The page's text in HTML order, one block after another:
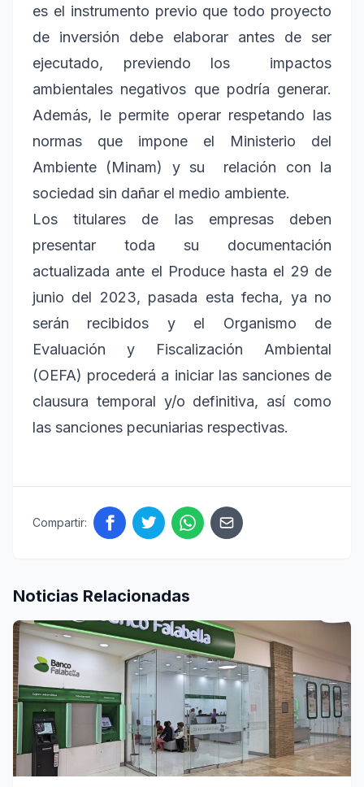
es el instrumento previo que todo proyecto
de inversión debe elaborar antes de ser
ejecutado, previendo los impactos
ambientales negativos que podría generar.
Además, le permite operar respetando las
normas que impone el Ministerio del
Ambiente (Minam) y su relación con la
sociedad sin dañar el medio ambiente.
Los titulares de las empresas deben
presentar toda su documentación
actualizada ante el Produce hasta el 29 de
junio del 2023, pasada esta fecha, ya no
serán recibidos y el Organismo de
Evaluación y Fiscalización Ambiental
(OEFA) procederá a iniciar las sanciones de
clausura temporal y/o definitiva, así como
las sanciones pecuniarias respectivas.
Compartir:
Noticias Relacionadas